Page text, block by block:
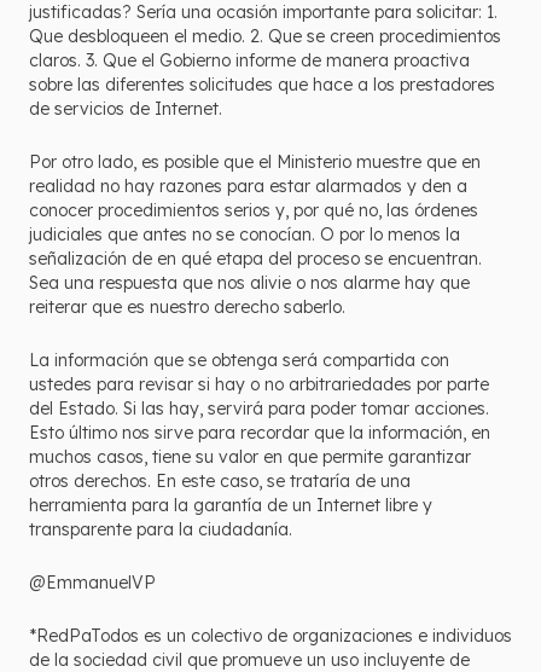
justificadas? Sería una ocasión importante para solicitar: 1.
Que desbloqueen el medio. 2. Que se creen procedimientos
claros. 3. Que el Gobierno informe de manera proactiva
sobre las diferentes solicitudes que hace a los prestadores
de servicios de Internet.
Por otro lado, es posible que el Ministerio muestre que en
realidad no hay razones para estar alarmados y den a
conocer procedimientos serios y, por qué no, las órdenes
judiciales que antes no se conocían. O por lo menos la
señalización de en qué etapa del proceso se encuentran.
Sea una respuesta que nos alivie o nos alarme hay que
reiterar que es nuestro derecho saberlo.
La información que se obtenga será compartida con
ustedes para revisar si hay o no arbitrariedades por parte
del Estado. Si las hay, servirá para poder tomar acciones.
Esto último nos sirve para recordar que la información, en
muchos casos, tiene su valor en que permite garantizar
otros derechos. En este caso, se trataría de una
herramienta para la garantía de un Internet libre y
transparente para la ciudadanía.
@EmmanuelVP
*RedPaTodos es un colectivo de organizaciones e individuos
de la sociedad civil que promueve un uso incluyente de